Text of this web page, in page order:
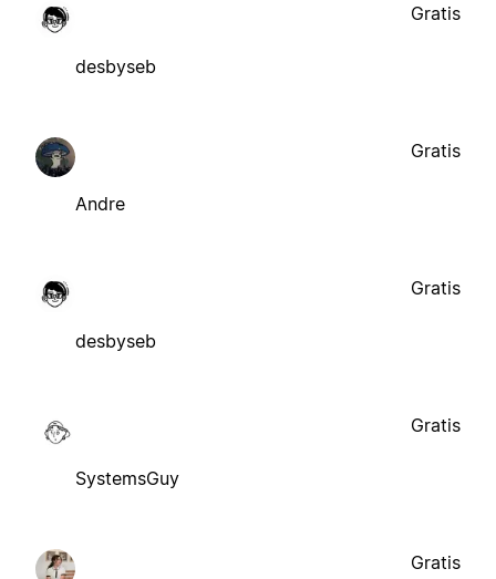
desbyseb
Gratis
Andre
Gratis
desbyseb
Gratis
SystemsGuy
Gratis
Gratis